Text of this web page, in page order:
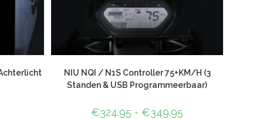
NIU NQI / N1S Controller 75+KM/H (3
Standen & USB Programmeerbaar)
€324.95 - €349.95